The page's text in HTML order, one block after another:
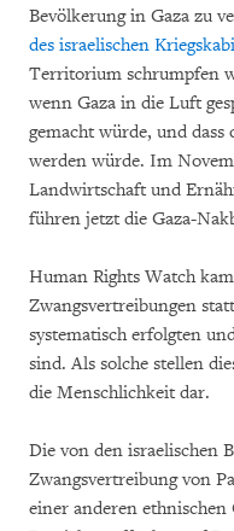
Bevölkerung in Gaza zu
des israelischen
Territorium schrumpfen
wenn Gaza in die Luft
gemacht würde, und
werden würde. Im
Landwirtschaft und
führen jetzt die Gaza-
Human Rights Watch
Zwangsvertreibungen
systematisch erfolgten
sind. Als solche stellen
die Menschlichkeit dar.
Die von den israelischen
Zwangsvertreibung von
einer anderen